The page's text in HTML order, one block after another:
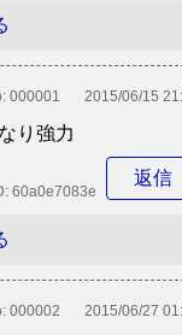
000001 2015/06/15
り強力
返信
60a0e7083e
000002 2015/06/27